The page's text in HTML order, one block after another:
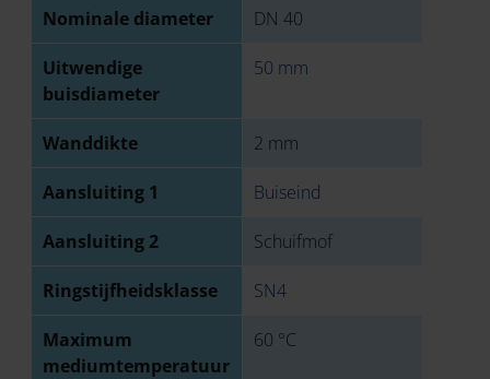
Nominale diameter DN 40
Uitwendige
buisdiameter
50 mm
Wanddikte 2 mm
Aansluiting 1 Buiseind
Aansluiting 2 Schuifmof
Ringstijfheidsklasse SN4
Maximum
mediumtemperatuur
60 °C